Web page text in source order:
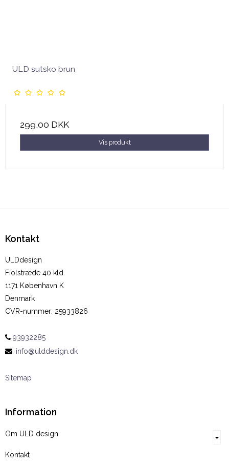
ULD sutsko brun
299,00 DKK
Vis produkt
Kontakt
ULDdesign
Fiolstræde 40 kld
1171 København K
Denmark
CVR-nummer: 25933826
93932285
: info@ulddesign.dk
Sitemap
Information
Om ULD design
Kontakt